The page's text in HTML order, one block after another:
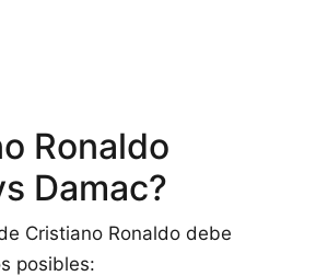
Ronaldo
Damac?
Cristiano Ronaldo debe
posibles: